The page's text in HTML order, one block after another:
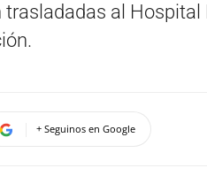
trasladadas al
+ Seguinos en Google